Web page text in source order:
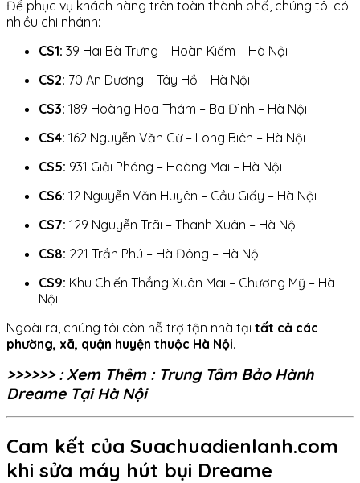
Để phục vụ khách hàng trên toàn thành phố, chúng tôi có
nhiều chi nhánh:
CS1: 39 Hai Bà Trưng – Hoàn Kiếm – Hà Nội
CS2: 70 An Dương – Tây Hồ – Hà Nội
CS3: 189 Hoàng Hoa Thám – Ba Đình – Hà Nội
CS4: 162 Nguyễn Văn Cừ – Long Biên – Hà Nội
CS5: 931 Giải Phóng – Hoàng Mai – Hà Nội
CS6: 12 Nguyễn Văn Huyên – Cầu Giấy – Hà Nội
CS7: 129 Nguyễn Trãi – Thanh Xuân – Hà Nội
CS8: 221 Trần Phú – Hà Đông – Hà Nội
CS9: Khu Chiến Thắng Xuân Mai – Chương Mỹ – Hà
Nội
Ngoài ra, chúng tôi còn hỗ trợ tận nhà tại tất cả các
phường, xã, quận huyện thuộc Hà Nội.
>>>>>> : Xem Thêm : Trung Tâm Bảo Hành
Dreame Tại Hà Nội
Cam kết của Suachuadienlanh.com
khi sửa máy hút bụi Dreame